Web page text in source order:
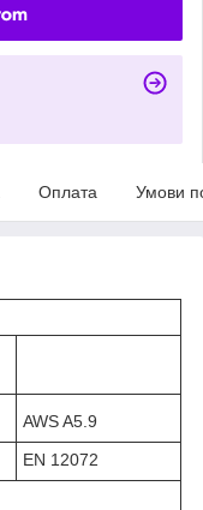
Оплата Умови
AWS A5.9
EN 12072